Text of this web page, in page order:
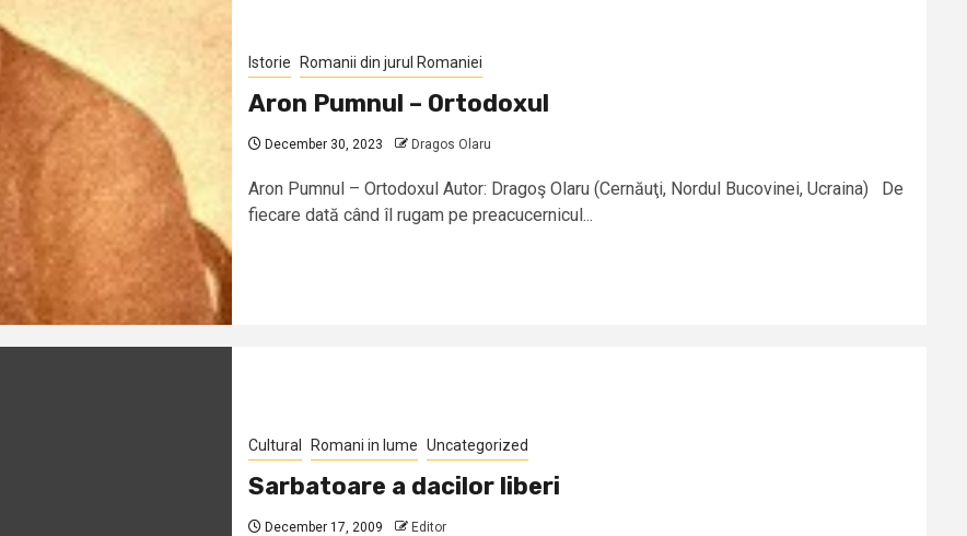
Istorie Romanii din jurul Romaniei
Aron Pumnul – Ortodoxul
December 30, 2023 Dragos Olaru
Aron Pumnul – Ortodoxul Autor: Dragoş Olaru (Cernăuţi, Nordul Bucovinei, Ucraina) De
fiecare dată când îl rugam pe preacucernicul...
Cultural Romani in lume Uncategorized
Sarbatoare a dacilor liberi
December 17, 2009 Editor